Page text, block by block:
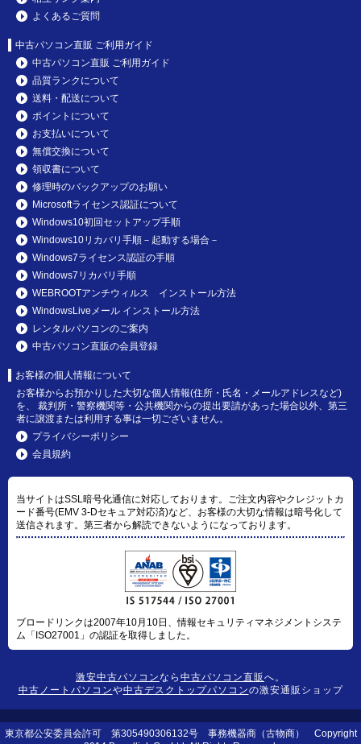
よくあるご質問
中古パソコン直販 ご利用ガイド
中古パソコン直販 ご利用ガイド
品質ランクについて
送料・配送について
ポイントについて
お支払いについて
無償交換について
領収書について
修理時のバックアップのお願い
Microsoftライセンス認証について
Windows10初回セットアップ手順
Windows10リカバリ手順－起動する場合－
Windows7ライセンス認証の手順
Windows7リカバリ手順
WEBROOTアンチウィルス インストール方法
WindowsLiveメール インストール方法
レンタルパソコンのご案内
中古パソコン直販の会員登録
お客様の個人情報について
お客様からお預かりした大切な個人情報(住所・氏名・メールアドレスなど)
を、 裁判所・警察機関等・公共機関からの提出要請があった場合以外、第三
者に譲渡または利用する事は一切ございません。
プライバシーポリシー
会員規約
当サイトはSSL暗号化通信に対応しております。ご注文内容やクレジットカ
ード番号(EMV 3-Dセキュア対応済)など、お客様の大切な情報は暗号化して
送信されます。第三者から解読できないようになっております。
ブロードリンクは2007年10月10日、情報セキュリティマネジメントシステ
ム「ISO27001」の認証を取得しました。
激安中古パソコンなら 中古パソコン直販へ。
中古ノートパソコンや中古デスクトップパソコンの激安通販ショップ
東京都公安委員会許可 第305490306132号 事務機器商（古物商） Copyright